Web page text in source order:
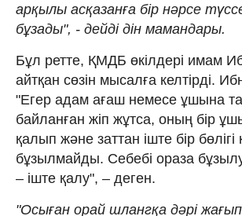
арқылы асқазанға бір нәрсе
бұзады", - дейді дін мамандары.
Бұл ретте, ҚМДБ өкілдері имам
айтқан сөзін мысалға келтірді.
"Егер адам ағаш немесе ұшына
байланған жіп жұтса, оның бір
қалып және заттан іште бір
бұзылмайды. Себебі ораза
– іште қалу", – деген.
"Осыған орай шлангқа дәрі